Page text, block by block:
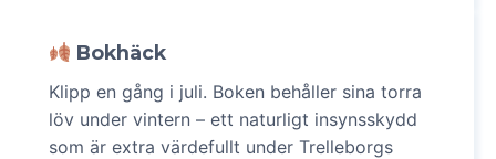
Bokhäck
Klipp en gång i juli. Boken behåller sina torra
löv under vintern – ett naturligt insynsskydd
som är extra värdefullt under Trelleborgs